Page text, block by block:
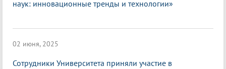
наук: инновационные тренды и технологии»
02 июня, 2025
Сотрудники Университета приняли участие в